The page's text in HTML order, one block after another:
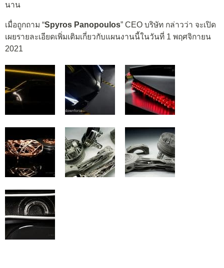
นาน
เมื่อถูกถาม “Spyros Panopoulos” CEO บริษัท กล่าวว่า จะเปิด
เผยรายละเอียดเพิ่มเติมเกี่ยวกับแผนงานนี้ในวันที่ 1 พฤศจิกายน
2021